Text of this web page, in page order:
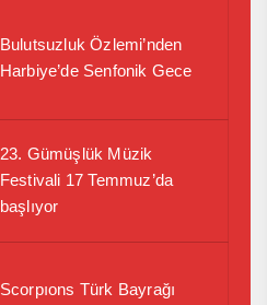
Bulutsuzluk Özlemi’nden
Harbiye’de Senfonik Gece
23. Gümüşlük Müzik
Festivali 17 Temmuz’da
başlıyor
Scorpıons Türk Bayrağı